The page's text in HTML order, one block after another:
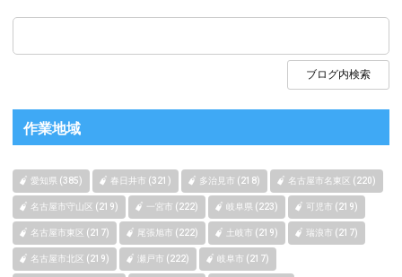
作業地域
愛知県 (385) 春日井市 (321) 多治見市 (218) 名古屋市名東区 (220)
名古屋市守山区 (219) 一宮市 (222) 岐阜県 (223) 可児市 (219)
名古屋市東区 (217) 尾張旭市 (222) 土岐市 (219) 瑞浪市 (217)
名古屋市北区 (219) 瀬戸市 (222) 岐阜市 (217)